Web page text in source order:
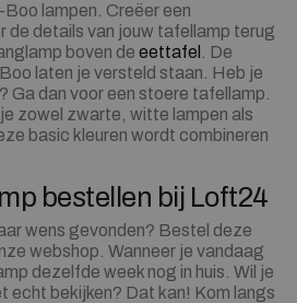
lampen. Creëer een
de details van jouw tafellamp terug
boven de eettafel
. De
laten je versteld staan. Heb je
Ga dan voor een stoere tafellamp.
zowel zwarte, witte lampen als
basic kleuren wordt combineren
bestellen bij Loft24
wens gevonden? Bestel deze
webshop. Wanneer je vandaag
dezelfde week nog in huis. Wil je
echt bekijken? Dat kan! Kom langs